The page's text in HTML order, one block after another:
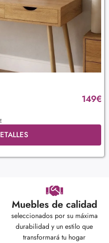
149€
Muebles de calidad
seleccionados por su máxima
durabilidad y un estilo que
transformará tu hogar